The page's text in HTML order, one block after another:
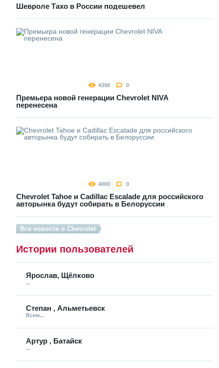
Шевроле Тахо в России подешевел
4398 0
Премьера новой генерации Chevrolet NIVA
перенесена
4000 0
Chevrolet Tahoe и Cadillac Escalade для российского
авторынка будут собирать в Белоруссии
Все новости о Chevrolet
Истории пользователей
Ярослав, Щёлково
...
Степан , Альметьевск
Всем...
Артур , Батайск
...